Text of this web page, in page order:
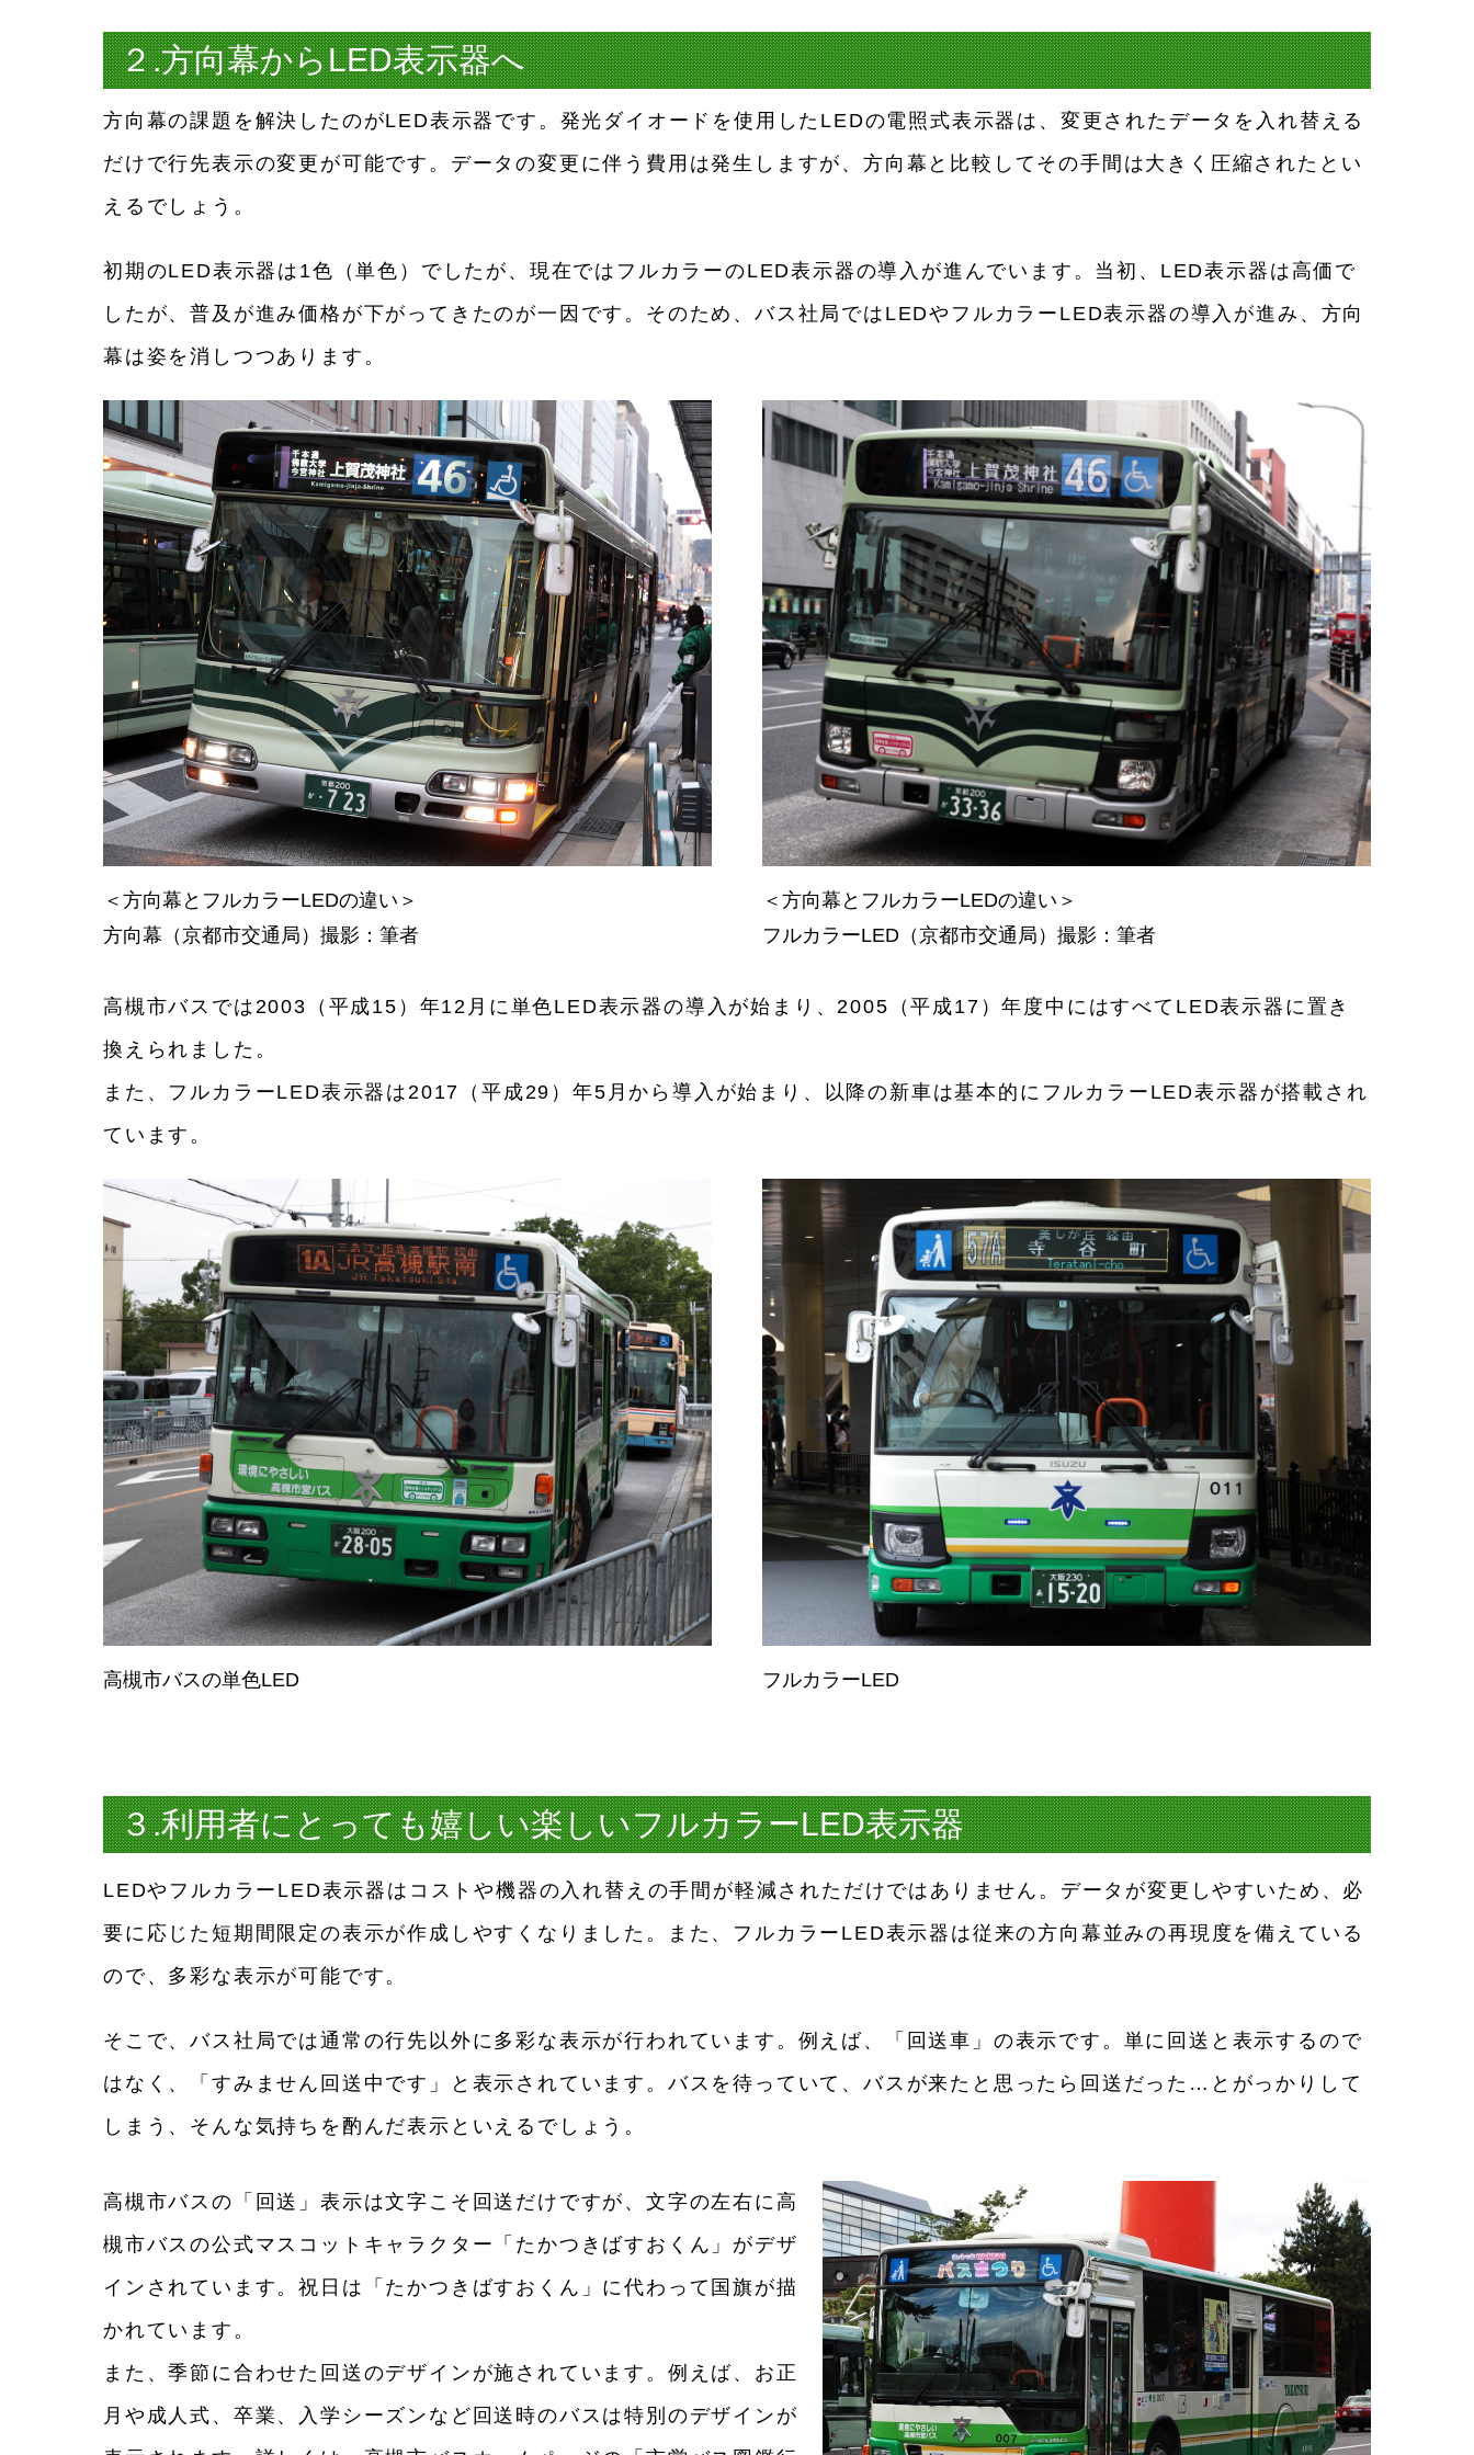
２.方向幕からLED表示器へ
方向幕の課題を解決したのがLED表示器です。発光ダイオードを使用したLEDの電照式表示器は、変更されたデータを入れ替える
だけで行先表示の変更が可能です。データの変更に伴う費用は発生しますが、方向幕と比較してその手間は大きく圧縮されたとい
えるでしょう。
初期のLED表示器は1色（単色）でしたが、現在ではフルカラーのLED表示器の導入が進んでいます。当初、LED表示器は高価で
したが、普及が進み価格が下がってきたのが一因です。そのため、バス社局ではLEDやフルカラーLED表示器の導入が進み、方向
幕は姿を消しつつあります。
＜方向幕とフルカラーLEDの違い＞
方向幕（京都市交通局）撮影：筆者
＜方向幕とフルカラーLEDの違い＞
フルカラーLED（京都市交通局）撮影：筆者
高槻市バスでは2003（平成15）年12月に単色LED表示器の導入が始まり、2005（平成17）年度中にはすべてLED表示器に置き
換えられました。
また、フルカラーLED表示器は2017（平成29）年5月から導入が始まり、以降の新車は基本的にフルカラーLED表示器が搭載され
ています。
高槻市バスの単色LED フルカラーLED
３.利用者にとっても嬉しい楽しいフルカラーLED表示器
LEDやフルカラーLED表示器はコストや機器の入れ替えの手間が軽減されただけではありません。データが変更しやすいため、必
要に応じた短期間限定の表示が作成しやすくなりました。また、フルカラーLED表示器は従来の方向幕並みの再現度を備えている
ので、多彩な表示が可能です。
そこで、バス社局では通常の行先以外に多彩な表示が行われています。例えば、「回送車」の表示です。単に回送と表示するので
はなく、「すみません回送中です」と表示されています。バスを待っていて、バスが来たと思ったら回送だった…とがっかりして
しまう、そんな気持ちを酌んだ表示といえるでしょう。
高槻市バスの「回送」表示は文字こそ回送だけですが、文字の左右に高
槻市バスの公式マスコットキャラクター「たかつきばすおくん」がデザ
インされています。祝日は「たかつきばすおくん」に代わって国旗が描
かれています。
また、季節に合わせた回送のデザインが施されています。例えば、お正
月や成人式、卒業、入学シーズンなど回送時のバスは特別のデザインが